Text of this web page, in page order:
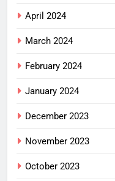
April 2024
March 2024
February 2024
January 2024
December 2023
November 2023
October 2023